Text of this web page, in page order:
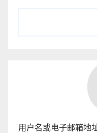
用户名或电子邮箱地